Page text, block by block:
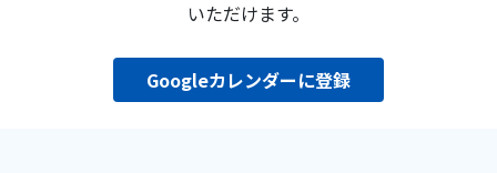
いただけます。
Googleカレンダーに登録